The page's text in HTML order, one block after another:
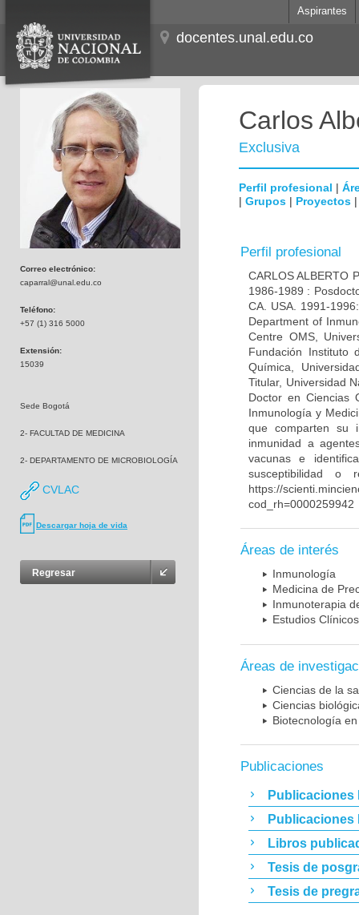
Aspirantes
docentes.unal.edu.co
Correo electrónico:
caparral@unal.edu.co
Teléfono:
+57 (1) 316 5000
Extensión:
15039
Sede Bogotá
2- FACULTAD DE MEDICINA
2- DEPARTAMENTO DE MICROBIOLOGÍA
CVLAC
Descargar hoja de vida
Regresar
Carlos
Exclusiva
Perfil profesional |
| Grupos | Proyectos
Perfil profesional
CARLOS ALBERTO
1986-1989 :
CA. USA. 1991-
Department of
Centre OMS,
Fundación Instituto
Química,
Titular, Universidad
Doctor en Ciencias
Inmunología y
que comparten su
inmunidad a
vacunas e
susceptibilidad o
https://
cod_rh=0000259942
Áreas de interés
Inmunología
Medicina de
Inmunoterapia
Estudios Clínicos
Áreas de
Ciencias de la
Ciencias
Biotecnología
Publicaciones
Publicaciones
Publicaciones
Libros
Tesis de
Tesis de